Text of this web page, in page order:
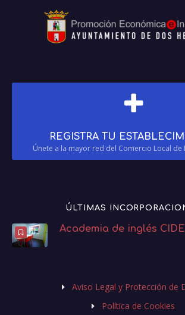
REGISTRA TU
Únete a la mayor red del Comercio Local de
ÚLTIMAS
Academia de inglés
Aviso Legal y Protección de
Política de Cookies